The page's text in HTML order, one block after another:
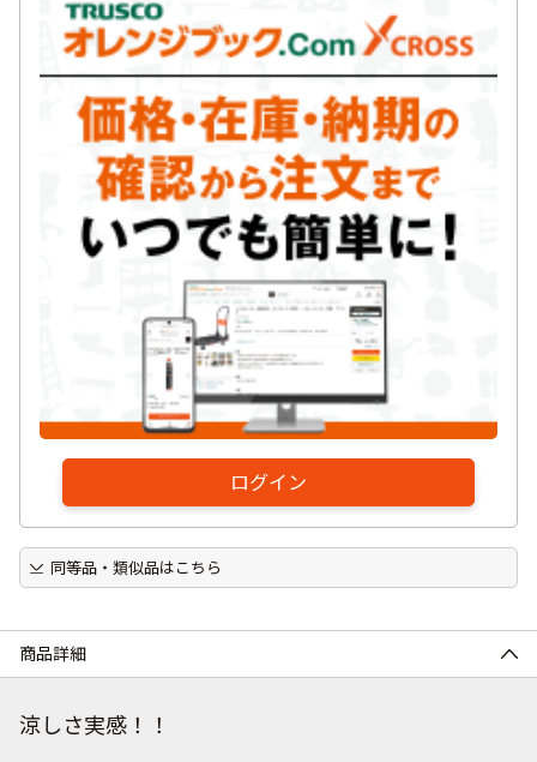
ログイン
同等品・類似品はこちら
商品詳細
涼しさ実感！！